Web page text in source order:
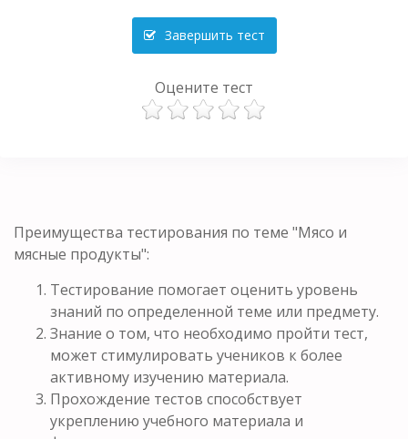
Завершить тест
Оцените тест
Преимущества тестирования по теме "Мясо и
мясные продукты":
Тестирование помогает оценить уровень
знаний по определенной теме или предмету.
Знание о том, что необходимо пройти тест,
может стимулировать учеников к более
активному изучению материала.
Прохождение тестов способствует
укреплению учебного материала и